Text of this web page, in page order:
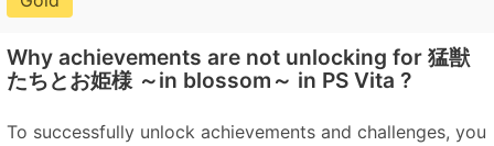
Why achievements are not unlocking for 猛獣
たちとお姫様 ～in blossom～ in PS Vita ?
To successfully unlock achievements and challenges, you